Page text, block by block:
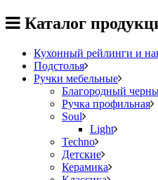
Каталог
Кухонный рейлинги и
Подстолья
Ручки мебельные
Благородный
Ручка профильная
Soul
Light
Techno
Детские
Керамика